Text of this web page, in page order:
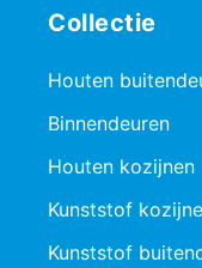
Collectie
Houten
Binnendeuren
Houten kozijnen
Kunststof
Kunststof